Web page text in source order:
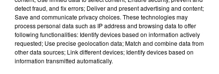
18h18
18h18 18h15
18h15
detect fraud, and fix errors; Deliver and present advertising and content;
Save and communicate privacy choices. These technologies may
process personal data such as IP address and browsing data to offer
following functionalities: Identify devices based on information actively
requested; Use precise geolocation data; Match and combine data from
other data sources; Link different devices; Identify devices based on
information transmitted automatically.